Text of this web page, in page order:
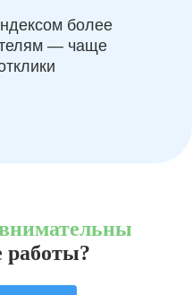
более
— чаще
работы?